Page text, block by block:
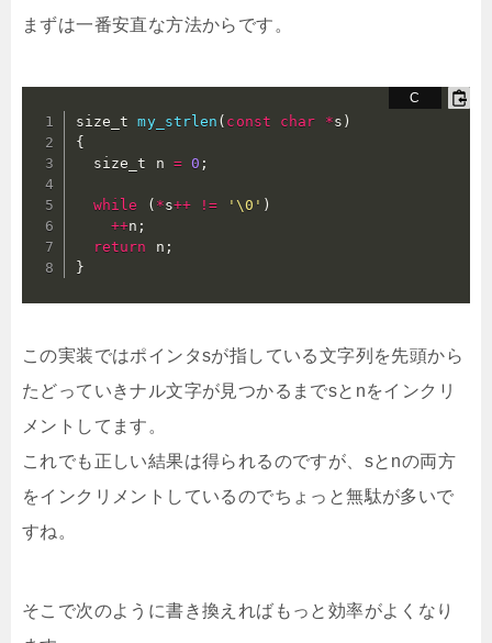
まずは一番安直な方法からです。
size_t my_strlen ( const char *s )
{
  size_t n
= 0 ;
while ( *s++ != '\0' )
++n ;
return
n ;
}
この実装ではポインタsが指している文字列を先頭から
たどっていきナル文字が見つかるまでsとnをインクリ
メントしてます。
これでも正しい結果は得られるのですが、sとnの両方
をインクリメントしているのでちょっと無駄が多いで
すね。
そこで次のように書き換えればもっと効率がよくなり